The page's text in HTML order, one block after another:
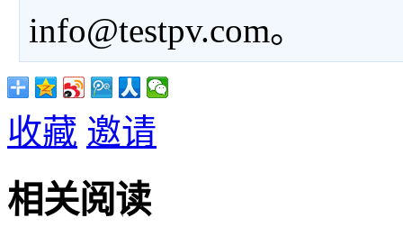
info@testpv.com。
收藏 邀请
相关阅读